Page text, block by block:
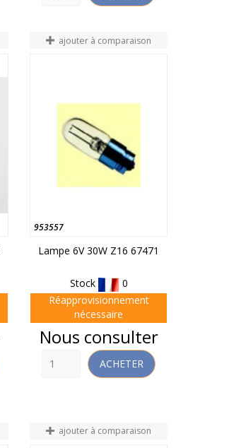
ajouter à comparaison
953557
Lampe 6V 30W Z16 67471
Stock
0
Réapprovisionnement
nécessaire
Prix
Nous consulter
ACHETER
ajouter à comparaison